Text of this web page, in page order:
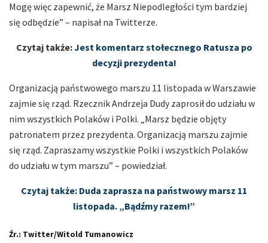
Mogę więc zapewnić, że Marsz Niepodległości tym bardziej
się odbędzie” – napisał na Twitterze.
Czytaj także:Jest komentarz stołecznego Ratusza po
decyzji prezydenta!
Organizacją państwowego marszu 11 listopada w Warszawie
zajmie się rząd. Rzecznik Andrzeja Dudy zaprosił do udziału w
nim wszystkich Polaków i Polki. „Marsz będzie objęty
patronatem przez prezydenta. Organizacją marszu zajmie
się rząd. Zapraszamy wszystkie Polki i wszystkich Polaków
do udziału w tym marszu” – powiedział.
Czytaj także: Duda zaprasza na państwowy marsz 11
listopada. „Bądźmy razem!”
Źr.: Twitter/Witold Tumanowicz